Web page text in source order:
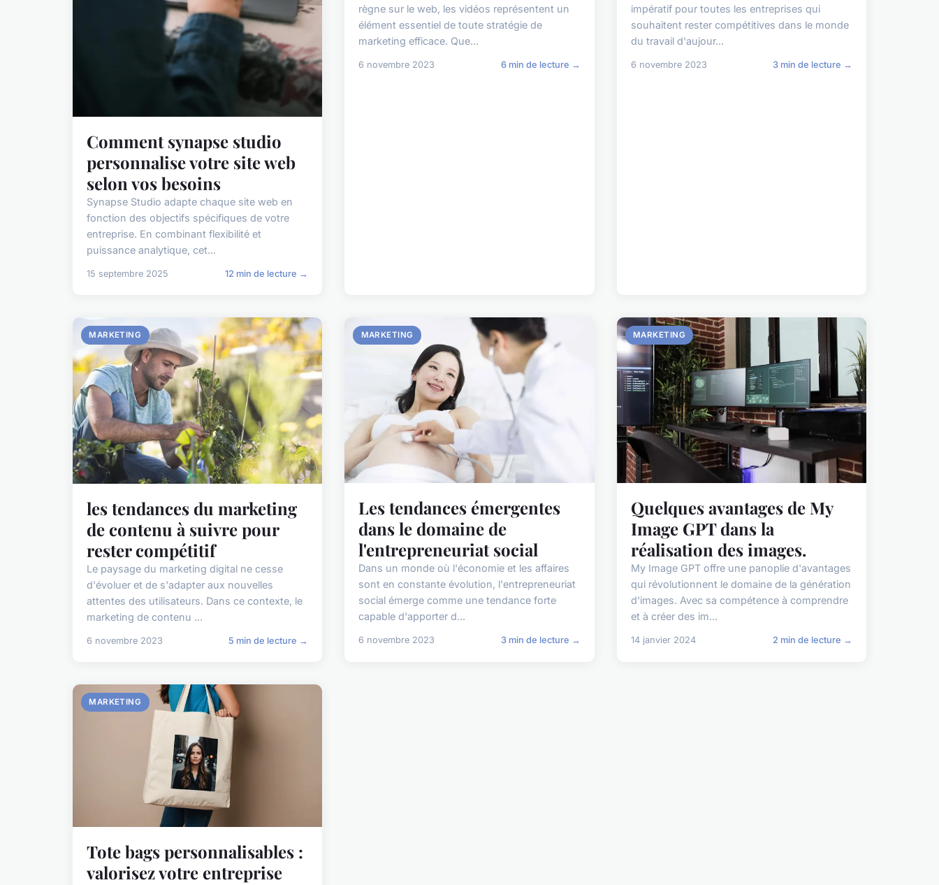
Comment synapse studio
personnalise votre site web
selon vos besoins
Synapse Studio adapte chaque site web en
fonction des objectifs spécifiques de votre
entreprise. En combinant flexibilité et
puissance analytique, cet...
15 septembre 2025 12 min de lecture →
règne sur le web, les vidéos représentent un
élément essentiel de toute stratégie de
marketing efficace. Que...
6 novembre 2023 6 min de lecture →
impératif pour toutes les entreprises qui
souhaitent rester compétitives dans le monde
du travail d'aujour...
6 novembre 2023 3 min de lecture →
MARKETING
les tendances du marketing
de contenu à suivre pour
rester compétitif
Le paysage du marketing digital ne cesse
d'évoluer et de s'adapter aux nouvelles
attentes des utilisateurs. Dans ce contexte, le
marketing de contenu ...
6 novembre 2023 5 min de lecture →
MARKETING
Les tendances émergentes
dans le domaine de
l'entrepreneuriat social
Dans un monde où l'économie et les affaires
sont en constante évolution, l'entrepreneuriat
social émerge comme une tendance forte
capable d'apporter d...
6 novembre 2023 3 min de lecture →
MARKETING
Quelques avantages de My
Image GPT dans la
réalisation des images.
My Image GPT offre une panoplie d'avantages
qui révolutionnent le domaine de la génération
d'images. Avec sa compétence à comprendre
et à créer des im...
14 janvier 2024 2 min de lecture →
MARKETING
Tote bags personnalisables :
valorisez votre entreprise